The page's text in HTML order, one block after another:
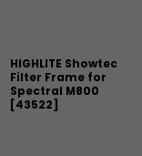
HIGHLITE Showtec
Filter Frame for
Spectral M800
[43522]